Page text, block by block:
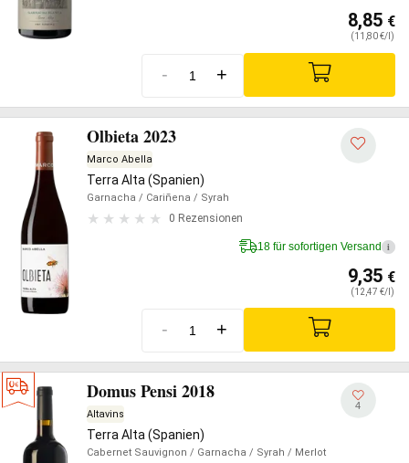
8,85 €
(11,80 €/l)
- +
Olbieta 2023
Marco Abella
Terra Alta (Spanien)
Garnacha / Cariñena / Syrah
0 Rezensionen
18 für sofortigen Versand i
9,35 €
(12,47 €/l)
- +
Domus Pensi 2018
Altavins
Terra Alta (Spanien)
Cabernet Sauvignon / Garnacha / Syrah / Merlot
4